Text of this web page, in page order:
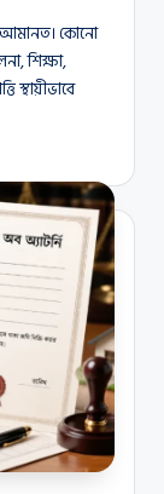
আমানত। কোনো
শিক্ষা,
স্থায়ীভাবে